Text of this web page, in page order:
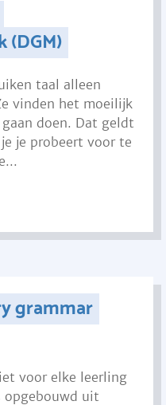
(DGM)
taal alleen
vinden het moeilijk
doen. Dat geldt
je probeert voor te
grammar
voor elke leerling
opgebouwd uit